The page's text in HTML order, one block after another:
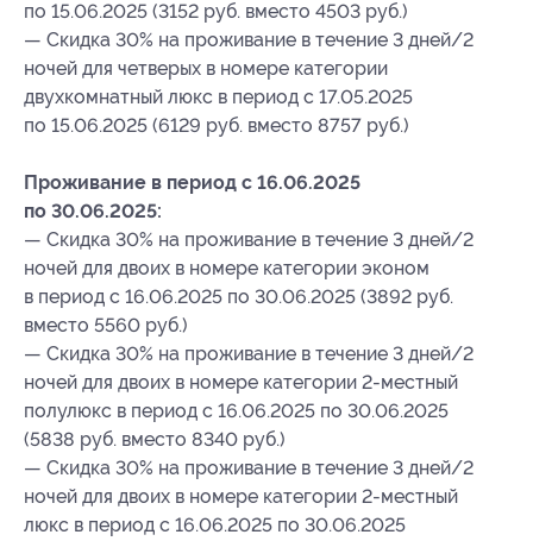
по 15.06.2025 (3152 руб. вместо 4503 руб.)
— Скидка 30% на проживание в течение 3 дней/2
ночей для четверых в номере категории
двухкомнатный люкс в период с 17.05.2025
по 15.06.2025 (6129 руб. вместо 8757 руб.)
Проживание в период с 16.06.2025
по 30.06.2025:
— Скидка 30% на проживание в течение 3 дней/2
ночей для двоих в номере категории эконом
в период с 16.06.2025 по 30.06.2025 (3892 руб.
вместо 5560 руб.)
— Скидка 30% на проживание в течение 3 дней/2
ночей для двоих в номере категории 2-местный
полулюкс в период с 16.06.2025 по 30.06.2025
(5838 руб. вместо 8340 руб.)
— Скидка 30% на проживание в течение 3 дней/2
ночей для двоих в номере категории 2-местный
люкс в период с 16.06.2025 по 30.06.2025